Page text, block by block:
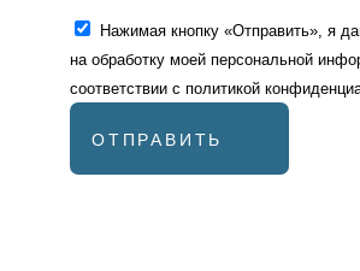
Нажимая кнопку «Отправить», я
на обработку моей персональной
соответствии с политикой
ОТПРАВИТЬ